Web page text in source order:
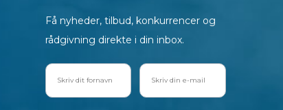
Få nyheder, tilbud, konkurrencer og
rådgivning direkte i din inbox.